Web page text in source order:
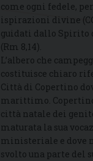
come ogni fedele,
ispirazioni divine
guidati dallo Spirito
(Rm 8,14).
L’albero che
costituisce chiaro
Città di Copertino
marittimo.
città natale dei
maturata la sua
ministeriale e dove
svolto una parte del